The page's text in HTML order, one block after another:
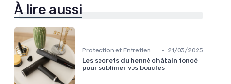
À lire aussi
Protection et Entretien des Boucles •
21/03/2025
Les secrets du henné châtain foncé
pour sublimer vos boucles